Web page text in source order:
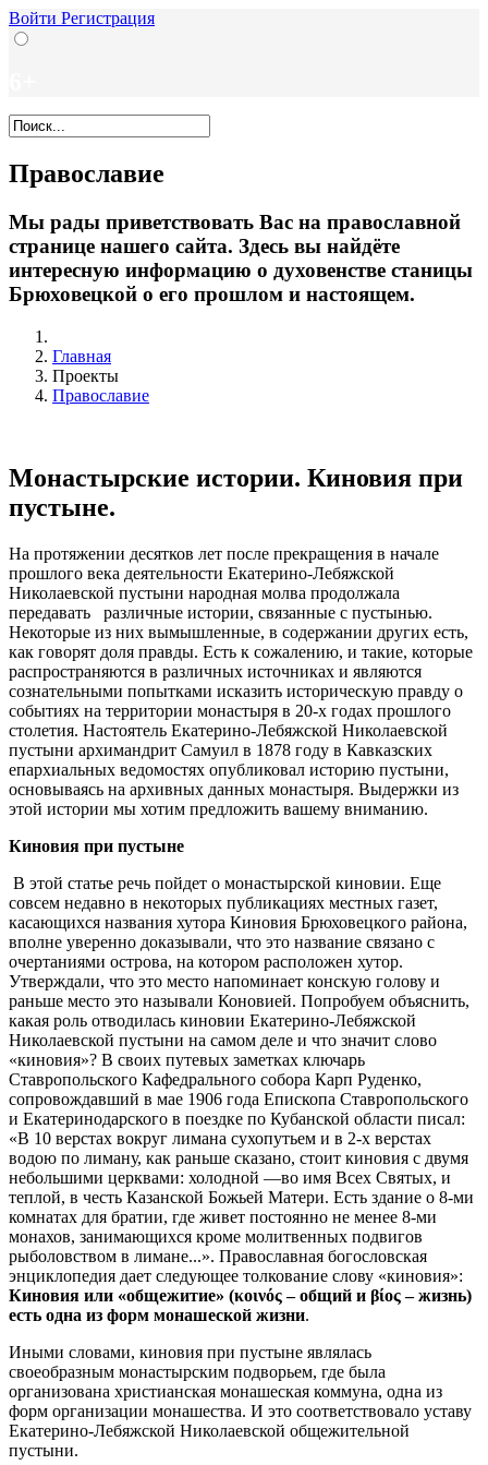
Войти Регистрация
Православие
Мы рады приветствовать Вас на православной
странице нашего сайта. Здесь вы найдёте
интересную информацию о духовенстве станицы
Брюховецкой о его прошлом и настоящем.
Главная
Проекты
Православие
Монастырские истории. Киновия при
пустыне.
На протяжении десятков лет после прекращения в начале
прошлого века деятельности Екатерино-Лебяжской
Николаевской пустыни народная молва продолжала
передавать различные истории, связанные с пустынью.
Некоторые из них вымышленные, в содержании других есть,
как говорят доля правды. Есть к сожалению, и такие, которые
распространяются в различных источниках и являются
сознательными попытками исказить историческую правду о
событиях на территории монастыря в 20-х годах прошлого
столетия. Настоятель Екатерино-Лебяжской Николаевской
пустыни архимандрит Самуил в 1878 году в Кавказских
епархиальных ведомостях опубликовал историю пустыни,
основываясь на архивных данных монастыря. Выдержки из
этой истории мы хотим предложить вашему вниманию.
Киновия при пустыне
В этой статье речь пойдет о монастырской киновии. Еще
совсем недавно в некоторых публикациях местных газет,
касающихся названия хутора Киновия Брюховецкого района,
вполне уверенно доказывали, что это название связано с
очертаниями острова, на котором расположен хутор.
Утверждали, что это место напоминает конскую голову и
раньше место это называли Коновией. Попробуем объяснить,
какая роль отводилась киновии Екатерино-Лебяжской
Николаевской пустыни на самом деле и что значит слово
«киновия»? В своих путевых заметках ключарь
Ставропольского Кафедрального собора Карп Руденко,
сопровождавший в мае 1906 года Епископа Ставропольского
и Екатеринодарского в поездке по Кубанской области писал:
«В 10 верстах вокруг лимана сухопутьем и в 2-х верстах
водою по лиману, как раньше сказано, стоит киновия с двумя
небольшими церквами: холодной —во имя Всех Святых, и
теплой, в честь Казанской Божьей Матери. Есть здание о 8-ми
комнатах для братии, где живет постоянно не менее 8-ми
монахов, занимающихся кроме молитвенных подвигов
рыболовством в лимане...». Православная богословская
энциклопедия дает следующее толкование слову «киновия»:
Киновия или «общежитие» (κοινός – общий и βίος – жизнь)
есть одна из форм монашеской жизни.
Иными словами, киновия при пустыне являлась
своеобразным монастырским подворьем, где была
организована христианская монашеская коммуна, одна из
форм организации монашества. И это соответствовало уставу
Екатерино-Лебяжской Николаевской общежительной
пустыни.